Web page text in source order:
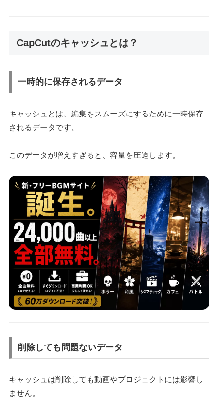
CapCutのキャッシュとは？
一時的に保存されるデータ
キャッシュとは、編集をスムーズにするために一時保存
されるデータです。
このデータが増えすぎると、容量を圧迫します。
削除しても問題ないデータ
キャッシュは削除しても動画やプロジェクトには影響し
ません。